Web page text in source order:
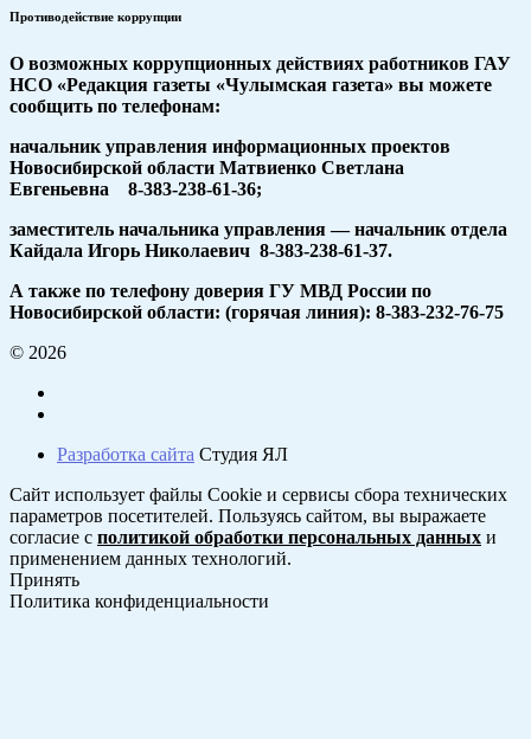
Противодействие коррупции
О возможных коррупционных действиях работников ГАУ
НСО «Редакция газеты «Чулымская газета» вы можете
сообщить по телефонам:
начальник управления информационных проектов
Новосибирской области Матвиенко Светлана
Евгеньевна 8-383-238-61-36;
заместитель начальника управления — начальник отдела
Кайдала Игорь Николаевич 8-383-238-61-37.
А также по телефону доверия ГУ МВД России по
Новосибирской области: (горячая линия): 8-383-232-76-75
© 2026
Разработка сайта Студия ЯЛ
Сайт использует файлы Cookie и сервисы сбора технических
параметров посетителей. Пользуясь сайтом, вы выражаете
согласие с политикой обработки персональных данных и
применением данных технологий.
Принять
Политика конфиденциальности